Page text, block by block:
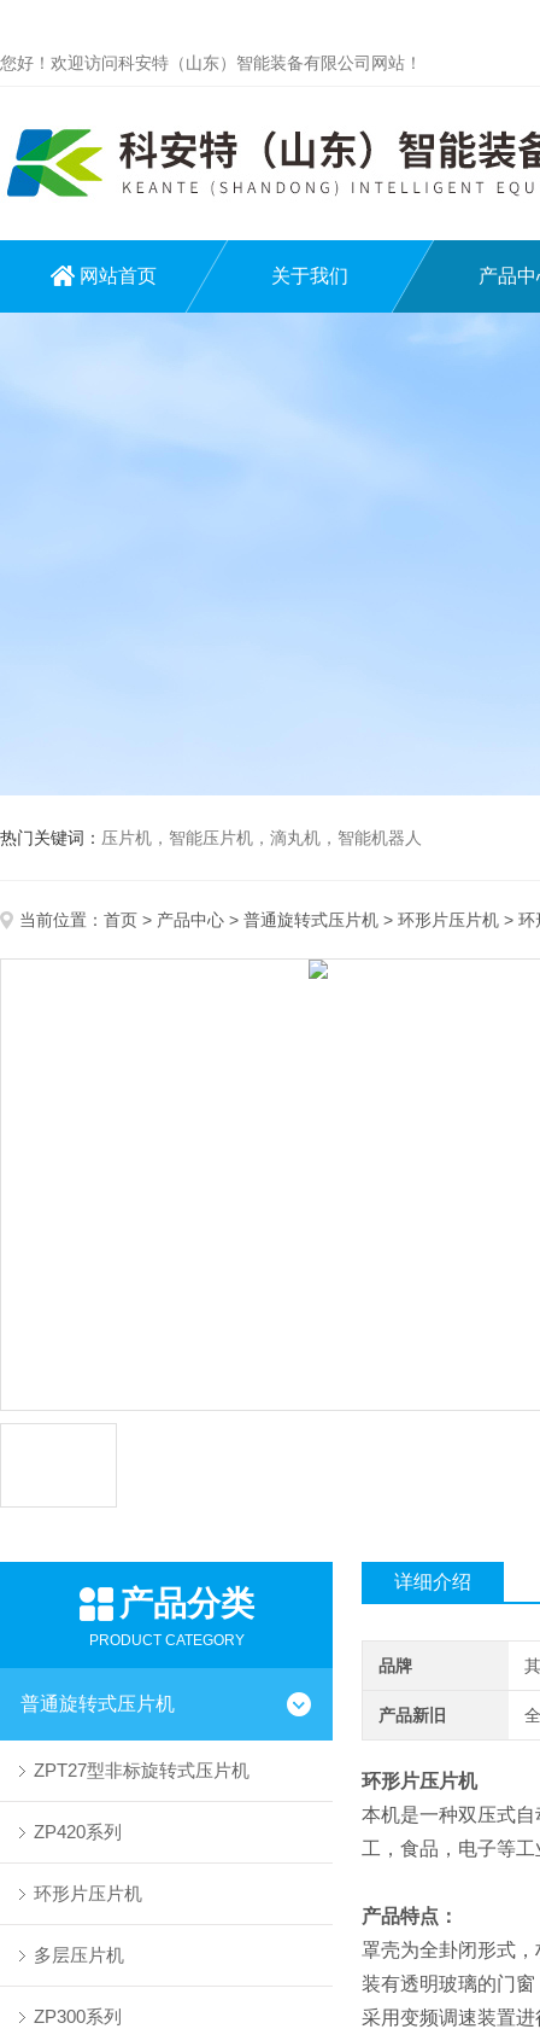
您好！欢迎访问科安特（山东）智能装备有限公司网站！
网站首页 关于我们 产品中
热门关键词： 压片机，智能压片机，滴丸机，智能机器人
当前位置： 首页 > 产品中心 > 普通旋转式压片机 > 环形片压片机 > 环
产品分类
PRODUCT CATEGORY
普通旋转式压片机
ZPT27型非标旋转式压片机
ZP420系列
环形片压片机
多层压片机
ZP300系列
详细介绍
品牌
产品新旧
环形片压片机
本机是一种双压式
工，食品，电子等
产品特点：
罩壳为全卦闭形式
装有透明玻璃的门
采用变频调速装置